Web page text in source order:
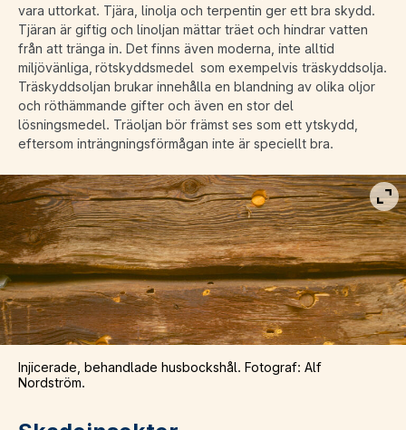
vara uttorkat. Tjära, linolja och terpentin ger ett bra skydd.
Tjäran är giftig och linoljan mättar träet och hindrar vatten
från att tränga in. Det finns även moderna, inte alltid
miljövänliga, rötskyddsmedel som exempelvis träskyddsolja.
Träskyddsoljan brukar innehålla en blandning av olika oljor
och röthämmande gifter och även en stor del
lösningsmedel. Träoljan bör främst ses som ett ytskydd,
eftersom inträngningsförmågan inte är speciellt bra.
Injicerade, behandlade husbockshål. Fotograf: Alf
Nordström.